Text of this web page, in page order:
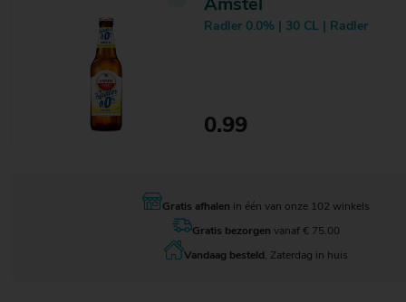
Amstel
Radler 0.0% | 30 CL | Radler
0.99
Gratis afhalen in één van onze 102 winkels
Gratis bezorgen vanaf € 75.00
Vandaag besteld , Zaterdag in huis